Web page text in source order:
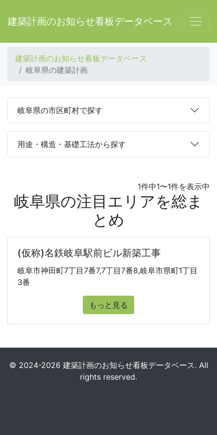
建築計画のお知らせ看板データベース
建築計画のお知らせ看板データベース
岐阜県の建築計画
岐阜県の市区町村で探す
用途・構造・基礎工法から探す
1件中1〜1件を表示中
岐阜県の注目エリアを総ま
とめ
(仮称)名鉄岐阜駅前ビル新築工事
岐阜市神田町7丁目7番7,7丁目7番8,岐阜市県町1丁目
3番
もっと見る
© 2024-2026 建築計画のお知らせ看板データベース. All
rights reserved.